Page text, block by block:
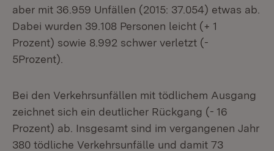
aber mit 36.959 Unfällen (2015: 37.054) etwas ab.
Dabei wurden 39.108 Personen leicht (+ 1
Prozent) sowie 8.992 schwer verletzt (-
5Prozent).
Bei den Verkehrsunfällen mit tödlichem Ausgang
zeichnet sich ein deutlicher Rückgang (- 16
Prozent) ab. Insgesamt sind im vergangenen Jahr
380 tödliche Verkehrsunfälle und damit 73